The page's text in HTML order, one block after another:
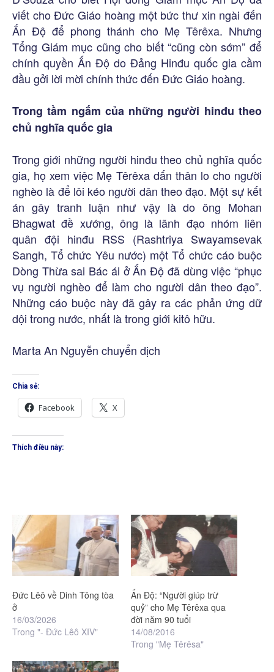
viết cho Đức Giáo hoàng một bức thư xin ngài đến
Ấn Độ để phong thánh cho Mẹ Têrêxa. Nhưng
Tổng Giám mục cũng cho biết “cũng còn sớm” để
chính quyền Ấn Độ do Đảng Hinđu quốc gia cầm
đầu gởi lời mời chính thức đến Đức Giáo hoàng.
Trong tầm ngắm của những người hinđu theo
chủ nghĩa quốc gia
Trong giới những người hinđu theo chủ nghĩa quốc
gia, họ xem việc Mẹ Têrêxa dấn thân lo cho người
nghèo là để lôi kéo người dân theo đạo. Một sự kết
án gây tranh luận như vậy là do ông Mohan
Bhagwat đề xướng, ông là lãnh đạo nhóm liên
quân đội hinđu RSS (Rashtriya Swayamsevak
Sangh, Tổ chức Yêu nước) một Tổ chức cáo buộc
Dòng Thừa sai Bác ái ở Ấn Độ đã dùng việc “phục
vụ người nghèo để làm cho người dân theo đạo”.
Những cáo buộc này đã gây ra các phản ứng dữ
dội trong nước, nhất là trong giới kitô hữu.
Marta An Nguyễn chuyển dịch
Chia sẻ:
Facebook X
Thích điều này:
Đức Lêô về Dinh Tông tòa
ở
16/03/2026
Trong "- Đức Lêô XIV"
Ấn Độ: “Người giúp trừ
quỷ” cho Mẹ Têrêxa qua
đời năm 90 tuổi
14/08/2016
Trong "Mẹ Têrêsa"